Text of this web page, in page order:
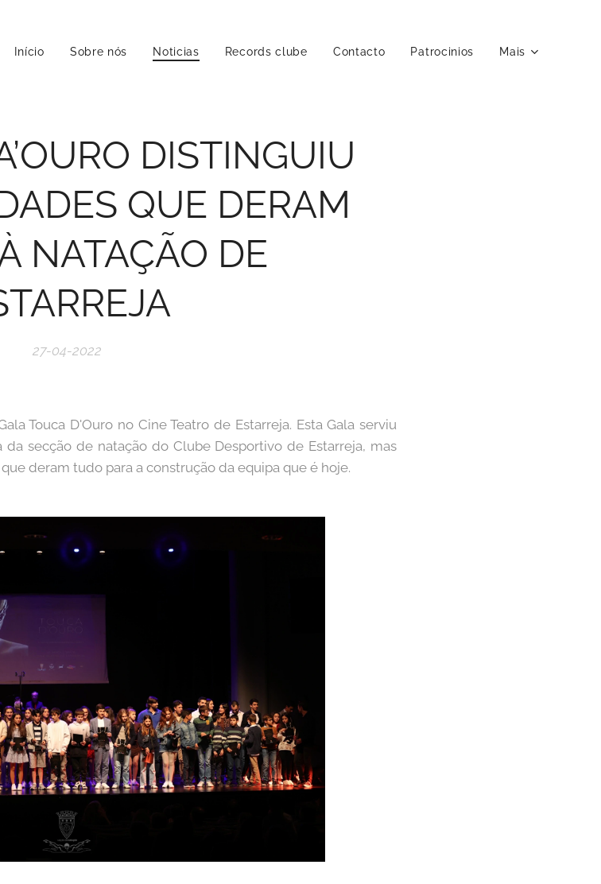
Início Sobre nós Noticias Records clube Contacto Patrocinios Mais
DISTINGUIU
QUE DERAM
NATAÇÃO DE
27-04-2022
Touca D'Ouro no Cine Teatro de Estarreja. Esta Gala serviu
secção de natação do Clube Desportivo de Estarreja, mas
deram tudo para a construção da equipa que é hoje.